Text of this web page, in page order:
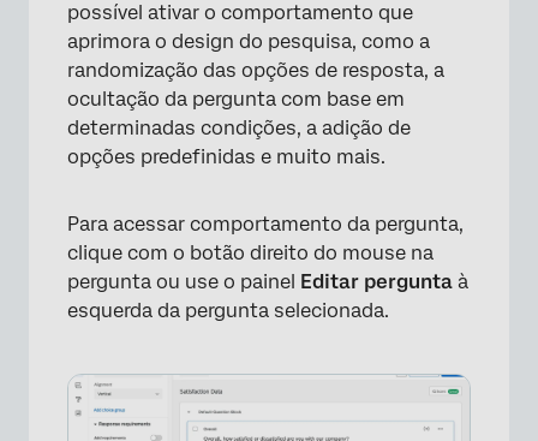
Perguntas frequentes
possível ativar o comportamento que
aprimora o design do pesquisa, como a
randomização das opções de resposta, a
ocultação da pergunta com base em
determinadas condições, a adição de
opções predefinidas e muito mais.
Para acessar comportamento da pergunta,
clique com o botão direito do mouse na
pergunta ou use o painel Editar pergunta à
esquerda da pergunta selecionada.